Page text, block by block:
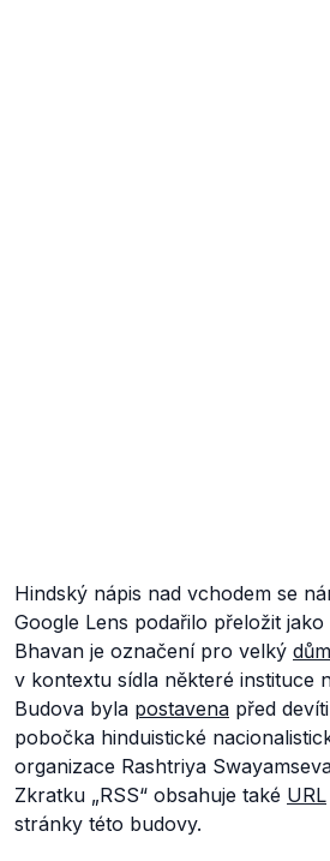
Hindský nápis nad vchodem se
Google Lens podařilo přeložit jako
Bhavan je označení pro velký dům
v kontextu sídla některé instituce
Budova byla postavena před
pobočka hinduistické
organizace Rashtriya
Zkratku „RSS“ obsahuje také URL
stránky této budovy.